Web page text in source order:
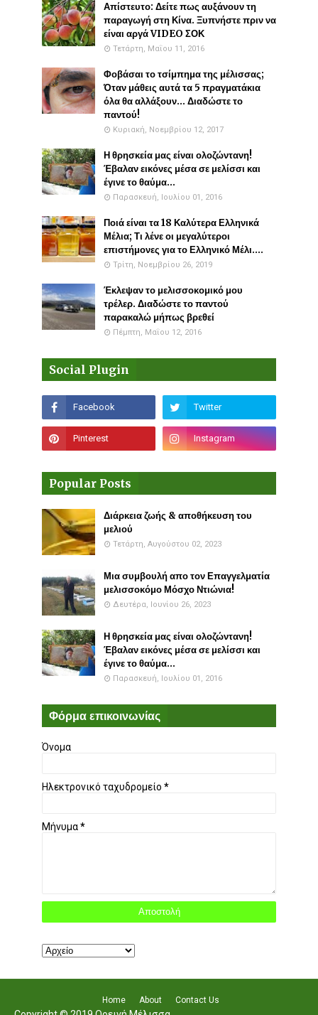
Απίστευτο: Δείτε πως αυξάνουν τη
παραγωγή στη Κίνα. Ξυπνήστε πριν να
είναι αργά VIDEO ΣΟΚ
Τετάρτη, Μαΐου 11, 2016
Φοβάσαι το τσίμπημα της μέλισσας;
Όταν μάθεις αυτά τα 5 πραγματάκια
όλα θα αλλάξουν... Διαδώστε το
παντού!
Κυριακή, Νοεμβρίου 12, 2017
Η θρησκεία μας είναι ολοζώντανη!
Έβαλαν εικόνες μέσα σε μελίσσι και
έγινε το θαύμα...
Παρασκευή, Ιουλίου 01, 2016
Ποιά είναι τα 18 Καλύτερα Ελληνικά
Μέλια; Τι λένε οι μεγαλύτεροι
επιστήμονες για το Ελληνικό Μέλι....
Τρίτη, Νοεμβρίου 26, 2019
Έκλεψαν το μελισσοκομικό μου
τρέλερ. Διαδώστε το παντού
παρακαλώ μήπως βρεθεί
Πέμπτη, Μαΐου 12, 2016
Social Plugin
Popular Posts
Διάρκεια ζωής & αποθήκευση του
μελιού
Τετάρτη, Αυγούστου 02, 2023
Μια συμβουλή απο τον Επαγγελματία
μελισσοκόμο Μόσχο Ντιώνια!
Δευτέρα, Ιουνίου 26, 2023
Η θρησκεία μας είναι ολοζώντανη!
Έβαλαν εικόνες μέσα σε μελίσσι και
έγινε το θαύμα...
Παρασκευή, Ιουλίου 01, 2016
Φόρμα επικοινωνίας
Όνομα
Ηλεκτρονικό ταχυδρομείο *
Μήνυμα*
Home About Contact Us